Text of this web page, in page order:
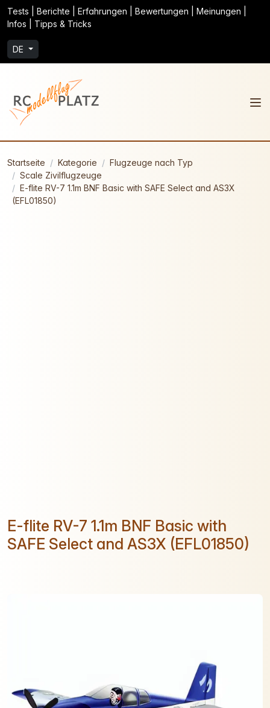
Tests | Berichte | Erfahrungen | Bewertungen | Meinungen |
Infos | Tipps & Tricks
DE
Startseite Kategorie
Flugzeuge nach Typ
Scale Zivilflugzeuge
E-flite RV-7 1.1m BNF Basic with SAFE Select and AS3X
(EFL01850)
E-flite RV-7 1.1m BNF Basic with
SAFE Select and AS3X (EFL01850)